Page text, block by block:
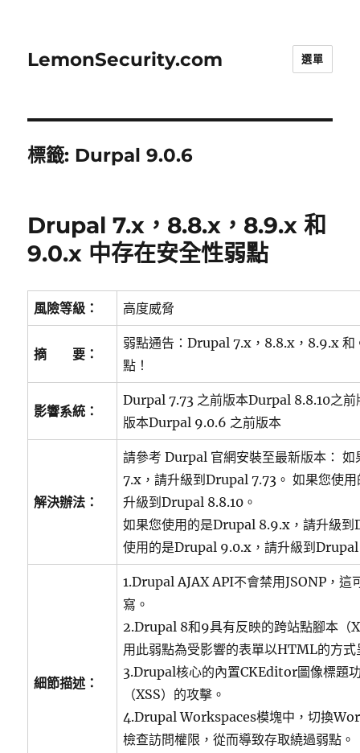
LemonSecurity.com 選單
標籤: Durpal 9.0.6
Drupal 7.x，8.8.x，8.9.x 和
9.0.x 中存在安全性弱點
風險等級： 高度威脅
摘 要：
弱點通告：Drupal 7.x，8.8.x，8.9.x 和
點！
影響系統：
Durpal 7.73 之前版本Durpal 8.8.10之
版本Durpal 9.0.6 之前版本
解決辦法：
請參考 Durpal 官網安裝至最新版本：
7.x，請升級到Drupal 7.73。 如果您使
升級到Drupal 8.8.10。
如果您使用的是Drupal 8.9.x，請升級
使用的是Drupal 9.0.x，請升級到
細節描述：
1.Drupal AJAX API不會禁用JSONP，這
寫。
2.Drupal 8和9具有反映的跨站點腳本（
用此弱點為受影響的表單以HTML的方式
3.Drupal核心的內置CKEditor圖像標題
（XSS）的攻擊。
4.Drupal Workspaces模塊中，切換
檢查訪問權限，從而導致存取繞過弱點。